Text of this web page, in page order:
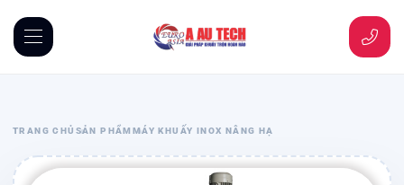
TRANG CHỦ SẢN PHẨM MÁY KHUẤY INOX NÂNG HẠ